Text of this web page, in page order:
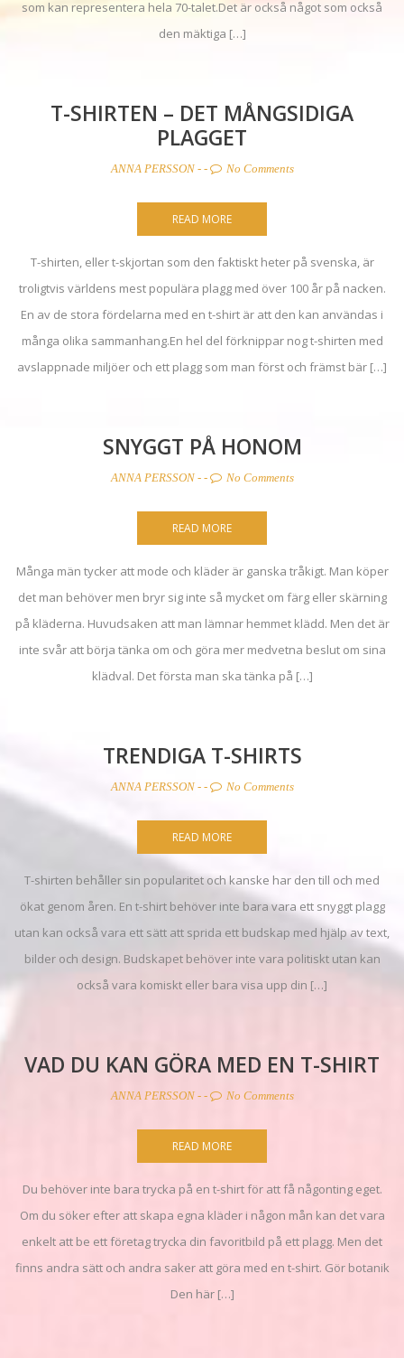
som kan representera hela 70-talet.Det är också något som också
den mäktiga […]
T-SHIRTEN – DET MÅNGSIDIGA
PLAGGET
ANNA PERSSON- - No Comments
READ MORE
T-shirten, eller t-skjortan som den faktiskt heter på svenska, är
troligtvis världens mest populära plagg med över 100 år på nacken.
En av de stora fördelarna med en t-shirt är att den kan användas i
många olika sammanhang.En hel del förknippar nog t-shirten med
avslappnade miljöer och ett plagg som man först och främst bär […]
SNYGGT PÅ HONOM
ANNA PERSSON- - No Comments
READ MORE
Många män tycker att mode och kläder är ganska tråkigt. Man köper
det man behöver men bryr sig inte så mycket om färg eller skärning
på kläderna. Huvudsaken att man lämnar hemmet klädd. Men det är
inte svår att börja tänka om och göra mer medvetna beslut om sina
klädval. Det första man ska tänka på […]
TRENDIGA T-SHIRTS
ANNA PERSSON- - No Comments
READ MORE
T-shirten behåller sin popularitet och kanske har den till och med
ökat genom åren. En t-shirt behöver inte bara vara ett snyggt plagg
utan kan också vara ett sätt att sprida ett budskap med hjälp av text,
bilder och design. Budskapet behöver inte vara politiskt utan kan
också vara komiskt eller bara visa upp din […]
VAD DU KAN GÖRA MED EN T-SHIRT
ANNA PERSSON- - No Comments
READ MORE
Du behöver inte bara trycka på en t-shirt för att få någonting eget.
Om du söker efter att skapa egna kläder i någon mån kan det vara
enkelt att be ett företag trycka din favoritbild på ett plagg. Men det
finns andra sätt och andra saker att göra med en t-shirt. Gör botanik
Den här […]